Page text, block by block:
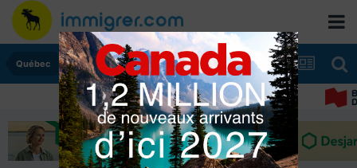
Québec